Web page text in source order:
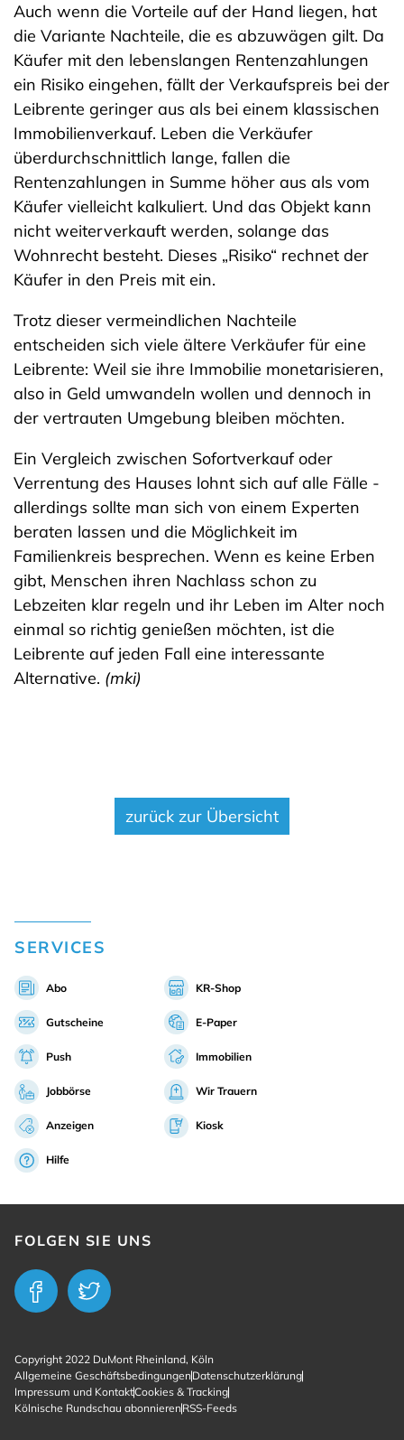
Auch wenn die Vorteile auf der Hand liegen, hat
die Variante Nachteile, die es abzuwägen gilt. Da
Käufer mit den lebenslangen Rentenzahlungen
ein Risiko eingehen, fällt der Verkaufspreis bei der
Leibrente geringer aus als bei einem klassischen
Immobilienverkauf. Leben die Verkäufer
überdurchschnittlich lange, fallen die
Rentenzahlungen in Summe höher aus als vom
Käufer vielleicht kalkuliert. Und das Objekt kann
nicht weiterverkauft werden, solange das
Wohnrecht besteht. Dieses „Risiko“ rechnet der
Käufer in den Preis mit ein.
Trotz dieser vermeindlichen Nachteile
entscheiden sich viele ältere Verkäufer für eine
Leibrente: Weil sie ihre Immobilie monetarisieren,
also in Geld umwandeln wollen und dennoch in
der vertrauten Umgebung bleiben möchten.
Ein Vergleich zwischen Sofortverkauf oder
Verrentung des Hauses lohnt sich auf alle Fälle -
allerdings sollte man sich von einem Experten
beraten lassen und die Möglichkeit im
Familienkreis besprechen. Wenn es keine Erben
gibt, Menschen ihren Nachlass schon zu
Lebzeiten klar regeln und ihr Leben im Alter noch
einmal so richtig genießen möchten, ist die
Leibrente auf jeden Fall eine interessante
Alternative. (mki)
zurück zur Übersicht
SERVICES
Abo KR-Shop
Gutscheine E-Paper
Push Immobilien
Jobbörse Wir Trauern
Anzeigen Kiosk
Hilfe
FOLGEN SIE UNS
Copyright 2022 DuMont Rheinland, Köln
Allgemeine GeschäftsbedingungenDatenschutzerklärung
Impressum und KontaktCookies & Tracking
Kölnische Rundschau abonnierenRSS-Feeds